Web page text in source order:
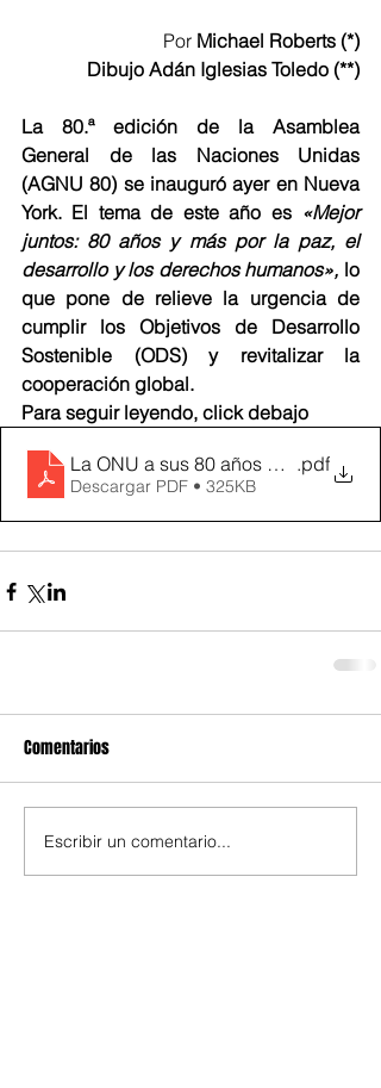
Por Michael Roberts (*)
Dibujo Adán Iglesias Toledo (**)
La 80.ª edición de la Asamblea
General de las Naciones Unidas
(AGNU 80) se inauguró ayer en Nueva
York. El tema de este año es «Mejor
juntos: 80 años y más por la paz, el
desarrollo y los derechos humanos», lo
que pone de relieve la urgencia de
cumplir los Objetivos de Desarrollo
Sostenible (ODS) y revitalizar la
cooperación global.
Para seguir leyendo, click debajo
La ONU a sus 80 años M Roberts
.pdf
Descargar PDF • 325KB
Comentarios
Escribir un comentario...